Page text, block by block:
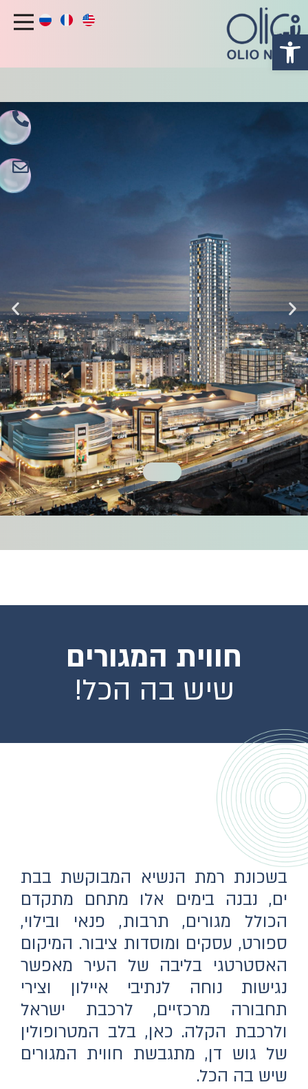
פתח סרגל נגישות
חווית המגורים
שיש בה הכל!
בשכונת רמת הנשיא המבוקשת בבת
ים, נבנה בימים אלו מתחם מתקדם
הכולל מגורים, תרבות, פנאי ובילוי,
ספורט, עסקים ומוסדות ציבור. המיקום
האסטרטגי בליבה של העיר מאפשר
נגישות נוחה לנתיבי איילון וצירי
תחבורה מרכזיים, לרכבת ישראל
ולרכבת הקלה. כאן, בלב המטרופולין
של גוש דן, מתגבשת חווית המגורים
שיש בה הכל.